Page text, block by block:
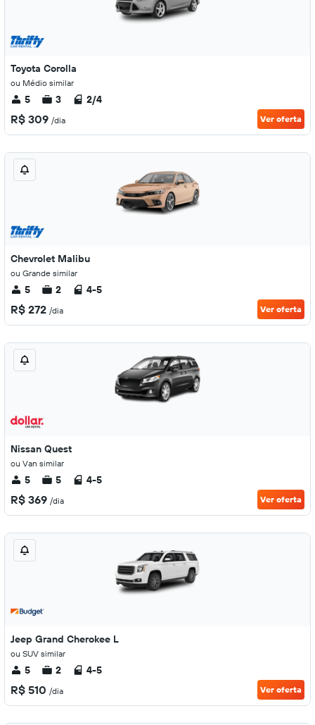
Toyota Corolla
ou Médio similar
5 3 2/4
R$ 309 /dia Ver oferta
Chevrolet Malibu
ou Grande similar
5 2 4-5
R$ 272 /dia Ver oferta
Nissan Quest
ou Van similar
5 5 4-5
R$ 369 /dia Ver oferta
Jeep Grand Cherokee L
ou SUV similar
5 2 4-5
R$ 510 /dia Ver oferta